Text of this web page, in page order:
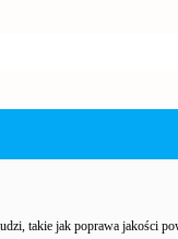
takie jak poprawa jakości